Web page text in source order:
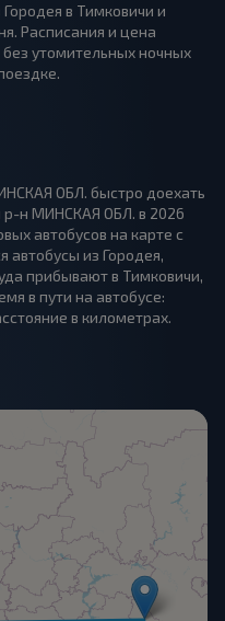
в Тимковичи и
Расписания и цена
утомительных ночных
ОБЛ. быстро доехать
р-н МИНСКАЯ ОБЛ. в 2026
автобусов на карте с
автобусы из Городея,
прибывают в Тимковичи,
в пути на автобусе:
в километрах.